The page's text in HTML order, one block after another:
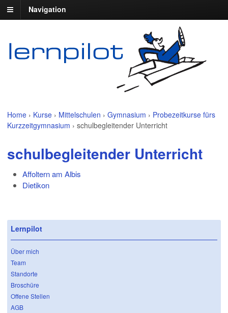
Navigation
Home › Kurse › Mittelschulen › Gymnasium › Probezeitkurse fürs
Kurzzeitgymnasium › schulbegleitender Unterricht
schulbegleitender Unterricht
Affoltern am Albis
Dietikon
Lernpilot
Über mich
Team
Standorte
Broschüre
Offene Stellen
AGB